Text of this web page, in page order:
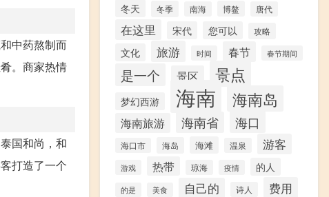
中药熬制而
。商家热情
国和尚，和
打造了一个
冬天 冬季 南海 博鳌 唐代
在这里 宋代 您可以 攻略
文化 旅游 时间 春节 春节期间
是一个 景区 景点
梦幻西游 海南 海南岛
海南旅游 海南省 海口
海口市 海岛 海滩 温泉 游客
游戏 热带 琼海 疫情 的人
的是 美食 自己的 诗人 费用